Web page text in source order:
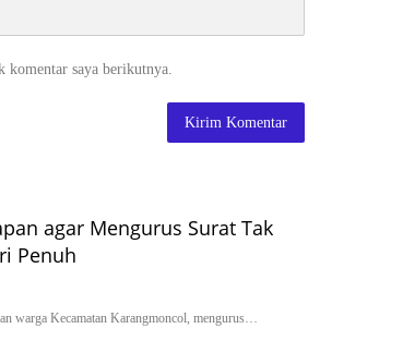
komentar saya berikutnya.
agar Mengurus Surat Tak
Penuh
Kecamatan Karangmoncol, mengurus…